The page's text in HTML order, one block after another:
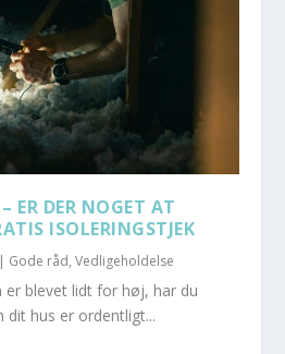
ER DER NOGET AT
ISOLERINGSTJEK
| Gode råd,Vedligeholdelse
er blevet lidt for høj, har du
hus er ordentligt...